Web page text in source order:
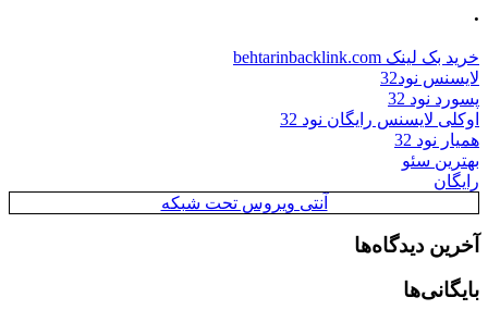
.
خرید بک لینک behtarinbacklink.com
لایسنس نود32
پسورد نود 32
اوکلی لایسنس رایگان نود 32
همیار نود 32
بهترین سئو
رایگان
آنتی ویروس تحت شبکه
آخرین دیدگاه‌ها
بایگانی‌ها